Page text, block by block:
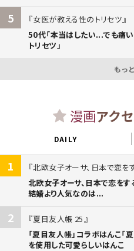
5
女医が教える性のトリセツ
50代「本当はしたい...でも痛
トリセツ」
もっ
漫画アク
DAILY
1
北欧女子オーサ、日本で恋をす
北欧女子オーサ、日本で恋をす
結婚より人気なのは...
2
夏目友人帳 25
「夏目友人帳」コラボはんこ「
を使用した可愛らしいはんこ